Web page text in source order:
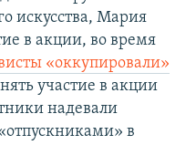
искусства, Мария
в акции, во время
«оккупировали»
участие в акции
надевали
в